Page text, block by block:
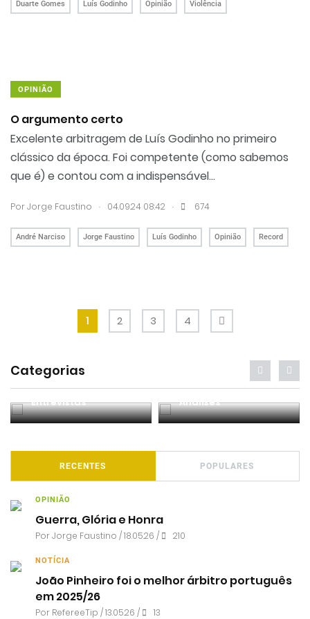
Duarte Gomes Luís Godinho Opinião Violência
OPINIÃO
O argumento certo
Excelente arbitragem de Luís Godinho no primeiro
clássico da época. Foi competente (como sabemos
que é) e contou com a indispensável...
PorJorge Faustino . 04.09.24 08:42 . 674
André Narciso Jorge Faustino Luís Godinho Opinião Record
1 2 3 4
Categorias
Entrevistas Análises
RECENTES POPULARES
OPINIÃO
Guerra, Glória e Honra
PorJorge Faustino / 18.05.26 / 210
NOTÍCIA
João Pinheiro foi o melhor árbitro português
em 2025/26
Por RefereeTip / 13.05.26 / 13